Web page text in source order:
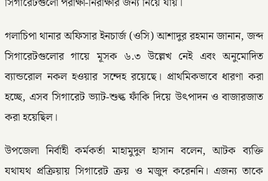
গলাচিপা থানার অফিসার ইনচার্জ (ওসি) আশাদুর রহমান জানান, জব্দ
সিগারেটগুলোর গায়ে মূসক ৬.৩ উল্লেখ নেই এবং অনুমোদিত
ব্যান্ডরোল নকল হওয়ার সন্দেহ রয়েছে। প্রাথমিকভাবে ধারণা করা
হচ্ছে, এসব সিগারেট ভ্যাট-শুল্ক ফাঁকি দিয়ে উৎপাদন ও বাজারজাত
করা হয়েছিল।
উপজেলা নির্বাহী কর্মকর্তা মাহামুদুল হাসান বলেন, আটক ব্যক্তি
যথাযথ প্রক্রিয়ায় সিগারেট ক্রয় ও মজুদ করেননি। এজন্য তাকে